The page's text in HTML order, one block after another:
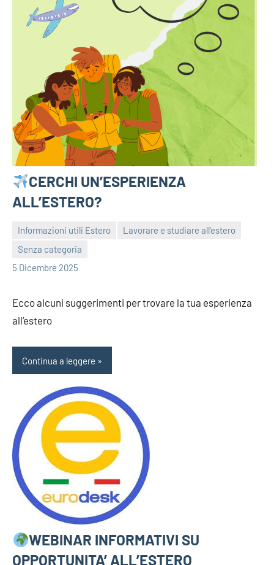
CERCHI UN’ESPERIENZA
ALL’ESTERO?
Informazioni utili Estero
Lavorare e studiare all'estero
Senza categoria
5 Dicembre 2025
bragiovani
Ecco alcuni suggerimenti per trovare la tua esperienza
all’estero
Continua a leggere
WEBINAR INFORMATIVI SU
OPPORTUNITA’ ALL’ESTERO